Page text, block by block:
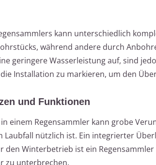
kann unterschiedlich
während andere durch
geringere Wasserleistung auf, sind
Installation zu markieren, um den
und Funktionen
einem Regensammler kann grobe
Laubfall nützlich ist. Ein integrierter
den Winterbetrieb ist ein
zu unterbrechen.